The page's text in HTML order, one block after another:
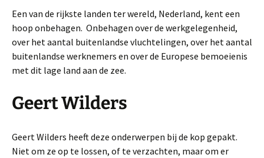
Een van de rijkste landen ter wereld, Nederland, kent een
hoop onbehagen. Onbehagen over de werkgelegenheid,
over het aantal buitenlandse vluchtelingen, over het aantal
buitenlandse werknemers en over de Europese bemoeienis
met dit lage land aan de zee.
Geert Wilders
Geert Wilders heeft deze onderwerpen bij de kop gepakt.
Niet om ze op te lossen, of te verzachten, maar om er